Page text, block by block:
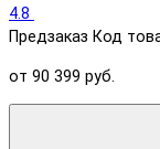
4.8
Предзаказ Код
от 90 399 руб.